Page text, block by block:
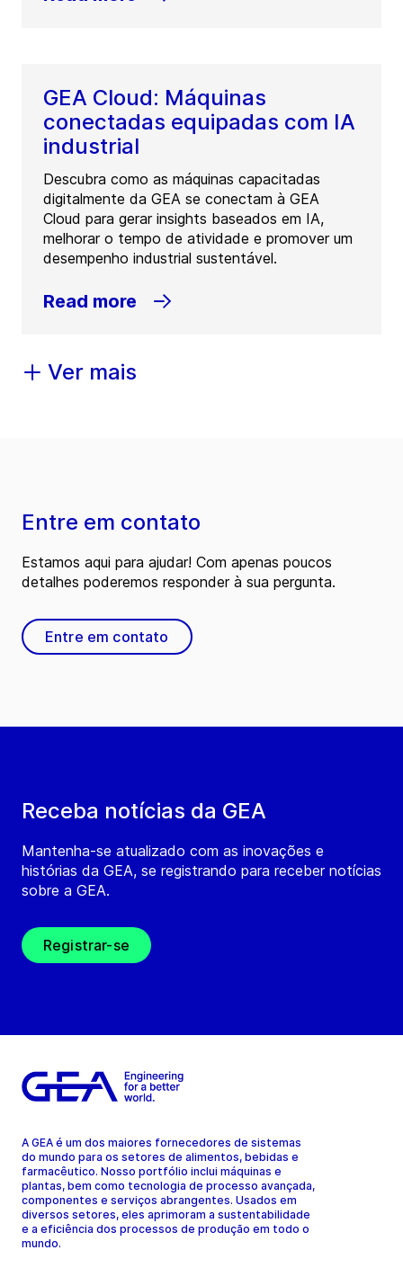
GEA Cloud: Máquinas
conectadas equipadas com IA
industrial
Descubra como as máquinas capacitadas
digitalmente da GEA se conectam à GEA
Cloud para gerar insights baseados em IA,
melhorar o tempo de atividade e promover um
desempenho industrial sustentável.
Read more
Ver mais
Receba notícias da GEA
Mantenha-se atualizado com as inovações e
histórias da GEA, se registrando para receber notícias
sobre a GEA.
Registrar-se
Entre em contato
Estamos aqui para ajudar! Com apenas poucos
detalhes poderemos responder à sua pergunta.
Entre em contato
A GEA é um dos maiores fornecedores de sistemas
do mundo para os setores de alimentos, bebidas e
farmacêutico. Nosso portfólio inclui máquinas e
plantas, bem como tecnologia de processo avançada,
componentes e serviços abrangentes. Usados em
diversos setores, eles aprimoram a sustentabilidade
e a eficiência dos processos de produção em todo o
mundo.